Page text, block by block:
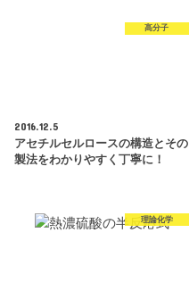
高分子
2016.12.5
アセチルセルロースの構造とその
製法をわかりやすく丁寧に！
理論化学